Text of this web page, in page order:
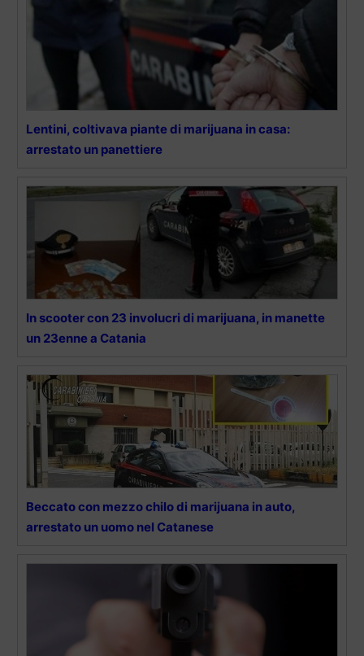
Lentini, coltivava piante di marijuana in casa:
arrestato un panettiere
In scooter con 23 involucri di marijuana, in manette
un 23enne a Catania
Beccato con mezzo chilo di marijuana in auto,
arrestato un uomo nel Catanese